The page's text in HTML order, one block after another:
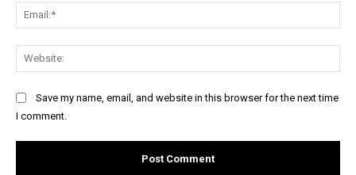
Save my name, email, and website in this browser for the next time
I comment.